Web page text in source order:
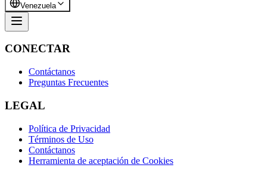
Venezuela
CONECTAR
Contáctanos
Preguntas Frecuentes
LEGAL
Política de Privacidad
Términos de Uso
Contáctanos
Herramienta de aceptación de Cookies